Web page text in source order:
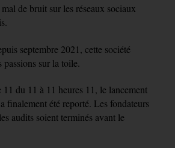
de bruit sur les réseaux sociaux
septembre 2021, cette société
sur la toile.
du 11 à 11 heures 11, le lancement
finalement été reporté. Les fondateurs
audits soient terminés avant le